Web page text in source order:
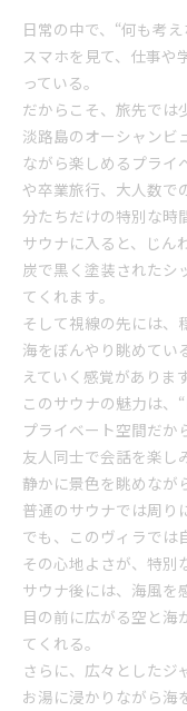
日常の中で、“何も考
スマホを見て、仕事や
っている。
だからこそ、旅先では
淡路島のオーシャンビ
ながら楽しめるプライ
や卒業旅行、大人数で
分たちだけの特別な時
サウナに入ると、じん
炭で黒く塗装されたシ
てくれます。
そして視線の先には、
海をぼんやり眺めてい
えていく感覚があります
このサウナの魅力は、
プライベート空間だか
友人同士で会話を楽し
静かに景色を眺めなが
普通のサウナでは周り
でも、このヴィラでは
その心地よさが、特別
サウナ後には、海風を
目の前に広がる空と海
てくれる。
さらに、広々としたジ
お湯に浸かりながら海